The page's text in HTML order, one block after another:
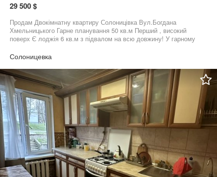
29 500 $
Продам Двокімнатну квартиру Солоницівка Вул.Богдана
Хмельницького Гарне планування 50 кв.м Перший , високий
поверх Є лоджія 6 кв.м з підвалом на всю довжину! У гарному
техніка Ціна 29500 т у.е торг
Солоницевка